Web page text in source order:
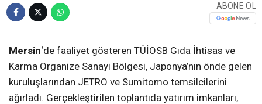
ABONE OL
Mersin‘de faaliyet gösteren TÜİOSB Gıda İhtisas ve
Karma Organize Sanayi Bölgesi, Japonya’nın önde gelen
kuruluşlarından JETRO ve Sumitomo temsilcilerini
ağırladı. Gerçekleştirilen toplantıda yatırım imkanları,